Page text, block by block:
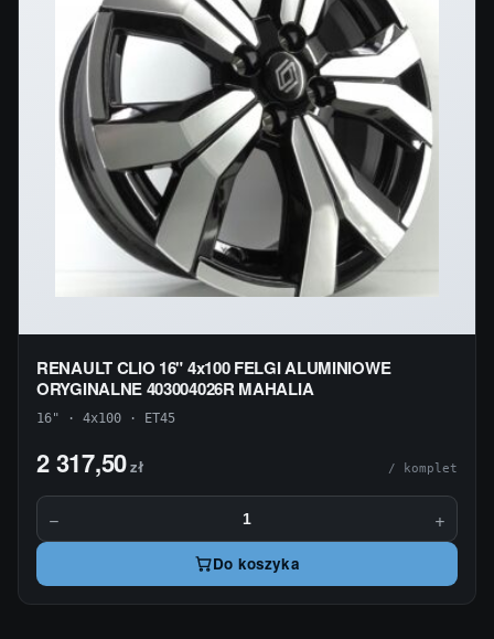
RENAULT CLIO 16" 4x100 FELGI ALUMINIOWE
ORYGINALNE 403004026R MAHALIA
16" · 4x100 · ET45
2 317,50zł / komplet
− +
Do koszyka